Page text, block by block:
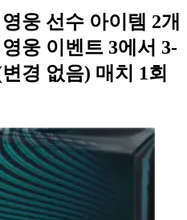
웅 선수 아이템 2개
웅 이벤트 3에서 3-
경 없음) 매치 1회